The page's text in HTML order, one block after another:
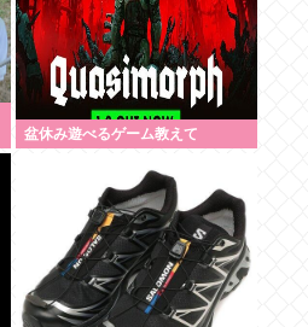
盆休み遊べるゲーム教えて